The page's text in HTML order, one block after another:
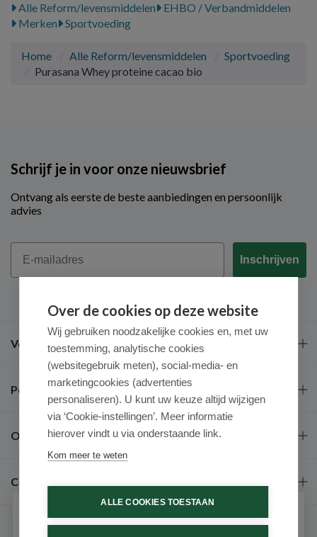
Alle Reform/levensmiddelen
EHBO / Verbandmiddelen
Merken
Sportvoeding
Home Alle Reform/levensmiddelen
Sportvoeding
Purasana Whey proteine cacao bio
Schrijf je in voor onze nieuwsbrief
Ontvang als eerste de beste aanbiedingen en persoonlijk
advies
Email
Inschrijven
Veel gestelde vragen
Populaire merken
Over ons
Contact
Over de cookies op deze website
Wij gebruiken noodzakelijke cookies en, met uw
toestemming, analytische cookies
(websitegebruik meten), social-media- en
marketingcookies (advertenties
personaliseren). U kunt uw keuze altijd wijzigen
via ‘Cookie-instellingen’. Meer informatie
hierover vindt u via onderstaande link.
Kom meer te weten
ALLE COOKIES TOESTAAN
Schrijf je in voor onze nieuwsbrief